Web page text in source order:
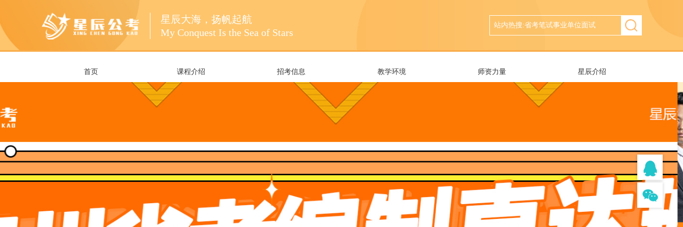
星辰大海，扬帆起航
My Conquest Is the Sea of Stars
首页 课程介绍 招考信息 教学环境 师资力量 星辰介绍